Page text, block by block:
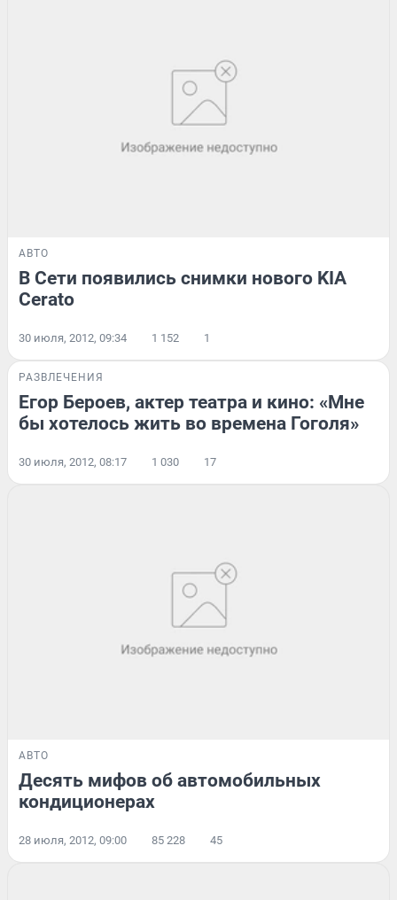
АВТО
В Сети появились снимки нового KIA
Cerato
30 июля, 2012, 09:34 1 152 1
РАЗВЛЕЧЕНИЯ
Егор Бероев, актер театра и кино: «Мне
бы хотелось жить во времена Гоголя»
30 июля, 2012, 08:17 1 030 17
АВТО
Десять мифов об автомобильных
кондиционерах
28 июля, 2012, 09:00 85 228 45